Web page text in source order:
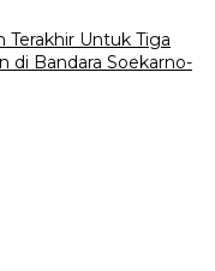
Untuk Tiga
di Bandara Soekarno-